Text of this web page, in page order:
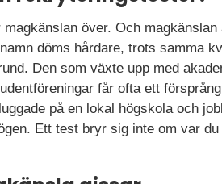
över. Och
döms hårdare, trots samma
Den som växte upp med
får ofta ett
på en lokal högskola och
Ett test bryr sig inte om var